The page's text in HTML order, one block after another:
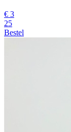
€ 3
25
Bestel